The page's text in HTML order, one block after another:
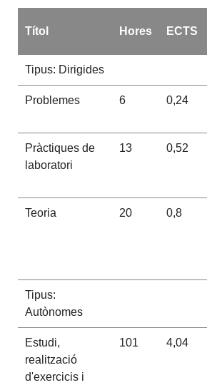
Títol Hores ECTS
Tipus: Dirigides
Problemes 6 0,24
Pràctiques de
laboratori
13 0,52
Teoria 20 0,8
Tipus:
Autònomes
Estudi,
realització
d'exercicis i
101 4,04